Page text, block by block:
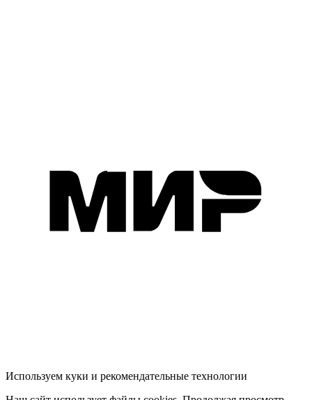
Используем куки и рекомендательные технологии